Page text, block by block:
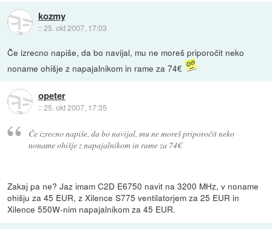
kozmy
::25. okt 2007, 17:03
Če izrecno napiše, da bo navijal, mu ne moreš priporočit neko
noname ohišje z napajalnikom in rame za 74€
opeter
::25. okt 2007, 17:35
Če izrecno napiše, da bo navijal, mu ne moreš priporočit neko
noname ohišje z napajalnikom in rame za 74€
Zakaj pa ne? Jaz imam C2D E6750 navit na 3200 MHz, v noname
ohišju za 45 EUR, z Xilence S775 ventilatorjem za 25 EUR in
Xilence 550W-nim napajalnikom za 45 EUR.